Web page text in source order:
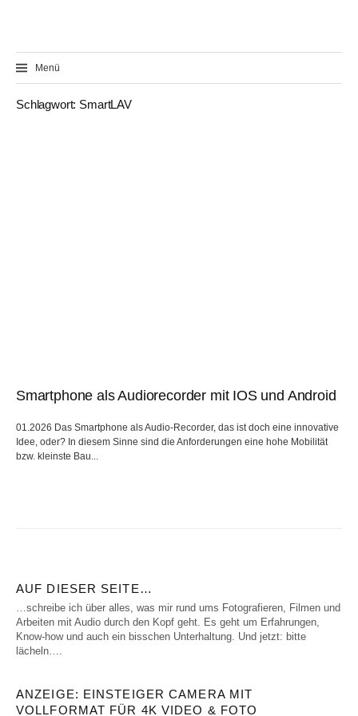
Menü
Schlagwort: SmartLAV
Smartphone als Audiorecorder mit IOS und Android
01.2026 Das Smartphone als Audio-Recorder, das ist doch eine innovative
Idee, oder? In diesem Sinne sind die Anforderungen eine hohe Mobilität
bzw. kleinste Bau...
AUF DIESER SEITE…
…schreibe ich über alles, was mir rund ums Fotografieren, Filmen und
Arbeiten mit Audio durch den Kopf geht. Es geht um Erfahrungen,
Know-how und auch ein bisschen Unterhaltung. Und jetzt: bitte
lächeln….
ANZEIGE: EINSTEIGER CAMERA MIT
VOLLFORMAT FÜR 4K VIDEO & FOTO